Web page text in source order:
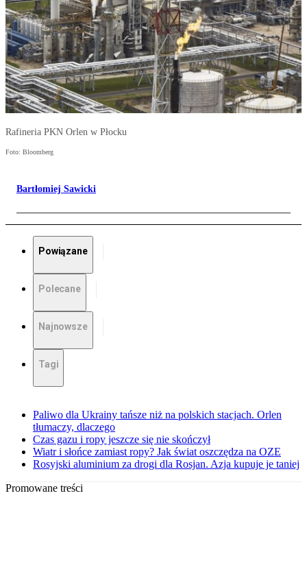
Rafineria PKN Orlen w Płocku
Foto: Bloomberg
Bartłomiej Sawicki
Powiązane
Polecane
Najnowsze
Tagi
Paliwo dla Ukrainy tańsze niż na polskich stacjach. Orlen
tłumaczy, dlaczego
Czas gazu i ropy jeszcze się nie skończył
Wiatr i słońce zamiast ropy? Jak świat oszczędza na OZE
Rosyjski aluminium za drogi dla Rosjan. Azja kupuje je taniej
Promowane treści